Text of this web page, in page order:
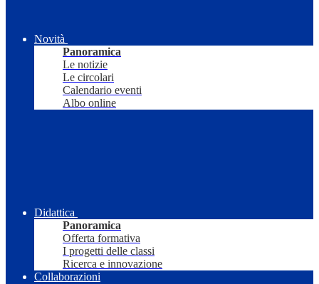
Novità
Panoramica
Le notizie
Le circolari
Calendario eventi
Albo online
Didattica
Panoramica
Offerta formativa
I progetti delle classi
Ricerca e innovazione
Collaborazioni